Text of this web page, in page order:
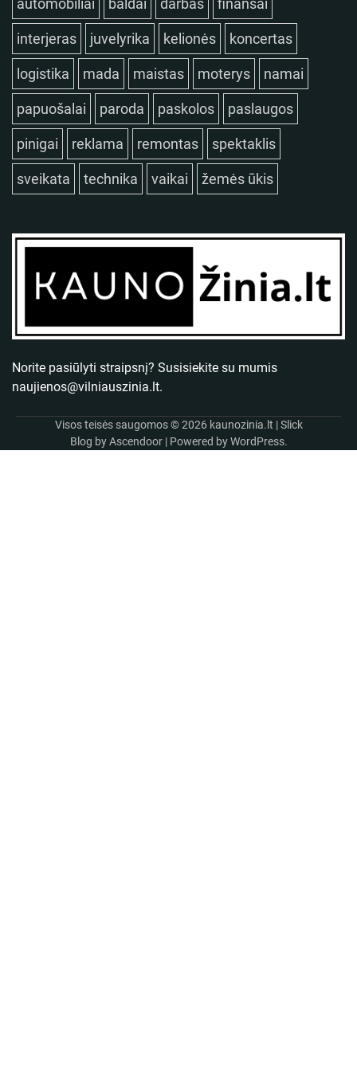
automobiliai baldai darbas finansai
interjeras juvelyrika kelionės koncertas
logistika mada maistas moterys namai
papuošalai paroda paskolos paslaugos
pinigai reklama remontas spektaklis
sveikata technika vaikai žemės ūkis
Norite pasiūlyti straipsnį? Susisiekite su mumis
naujienos@vilniauszinia.lt.
Visos teisės saugomos © 2026 kaunozinia.lt | Slick
Blog byAscendoor| Powered byWordPress.